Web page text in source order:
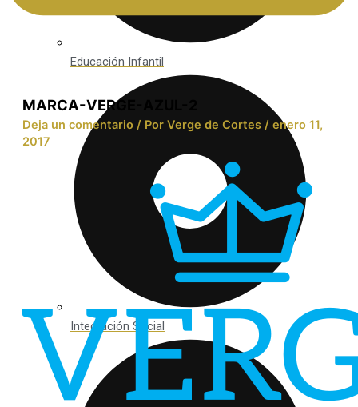
Educación Infantil
Integración Social
MARCA-VERGE-AZUL-2
Deja un comentario / Por Verge de Cortes / enero 11,
2017